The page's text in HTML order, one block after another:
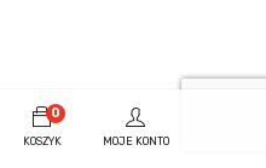
0
KOSZYK MOJE KONTO